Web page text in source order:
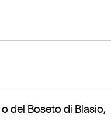
del Boseto di Blasio,